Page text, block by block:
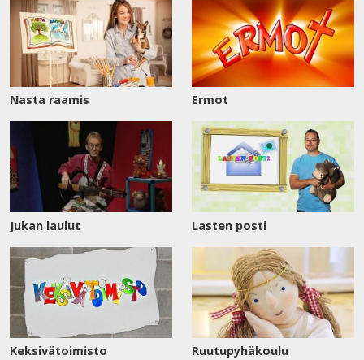
Nasta raamis Ermot
Jukan laulut Lasten posti
Keksivätoimisto Ruutupyhäkoulu